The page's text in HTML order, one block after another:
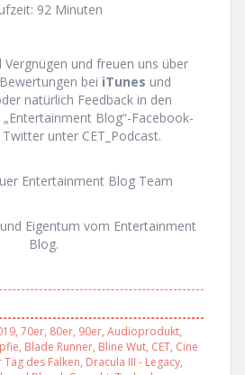
92 Minuten
Vergnügen und freuen uns über
bei iTunes und
natürlich Feedback in den
Blog“-Facebook-
unter CET_Podcast.
Entertainment Blog Team
Eigentum vom Entertainment
Blog.
, 70er, 80er, 90er, Audioprodukt,
, Blade Runner, Bline Wut, CET, Cine
Tag des Falken, Dracula III - Legacy,